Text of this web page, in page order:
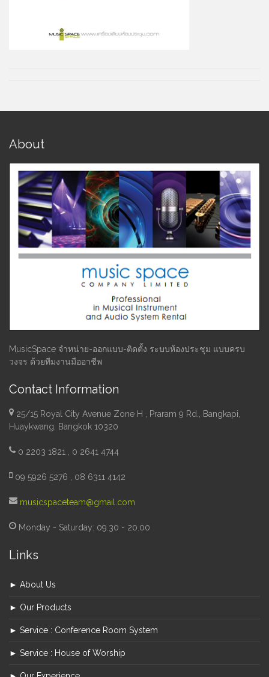
About
MusicSpace จำหน่าย-ออกแบบ-ติดตั้ง ระบบห้องประชุม แบบครบ
วงจร ด้วยทีมงานมืออาชีพ
Contact Information
25/15 Royal City Avenue Zone H , Praram 9 Rd., Bangkapi,
Huaykwang, Bangkok 10320
0 2203 1821 , 0 2641 4744
09 5926 5276 , 08 6311 4142
musicspaceteam@gmail.com
Monday - Saturday: 09.30 - 20.00
Links
► About Us
► Our Products
► Service : Conference Room System
► Service : House of Worship